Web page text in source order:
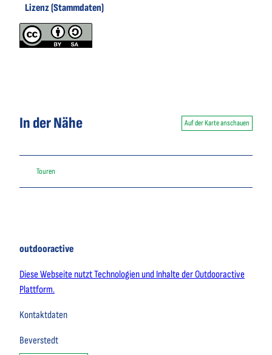
Lizenz (Stammdaten)
In der Nähe Auf der Karte anschauen
Touren
outdooractive
Diese Webseite nutzt Technologien und Inhalte der Outdooractive
Plattform.
Kontaktdaten
Beverstedt